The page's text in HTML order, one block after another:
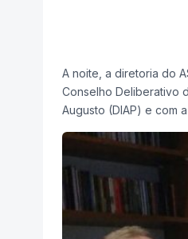
A noite, a diretoria do
Conselho Deliberativo
Augusto (DIAP) e com